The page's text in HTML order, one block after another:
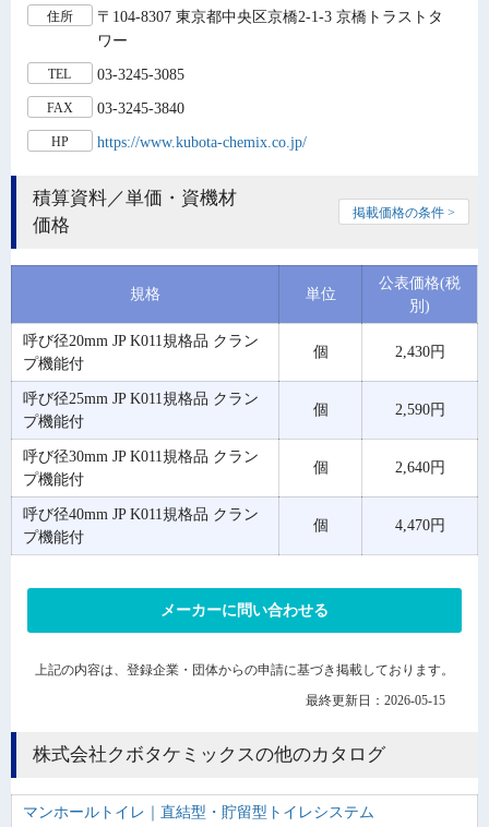
住所
〒104-8307 東京都中央区京橋2-1-3 京橋トラストタ
ワー
TEL 03-3245-3085
FAX 03-3245-3840
HP https://www.kubota-chemix.co.jp/
積算資料／単価・資機材
価格
掲載価格の条件 >
規格 単位
公表価格(税
別)
呼び径20mm JP K011規格品 クラン
プ機能付
個 2,430円
呼び径25mm JP K011規格品 クラン
プ機能付
個 2,590円
呼び径30mm JP K011規格品 クラン
プ機能付
個 2,640円
呼び径40mm JP K011規格品 クラン
プ機能付
個 4,470円
メーカーに問い合わせる
上記の内容は、登録企業・団体からの申請に基づき掲載しております。
最終更新日：2026-05-15
株式会社クボタケミックスの他のカタログ
マンホールトイレ｜直結型・貯留型トイレシステム